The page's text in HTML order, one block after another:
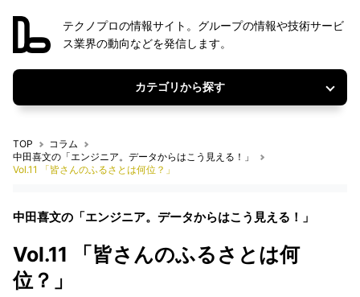
テクノプロの情報サイト。グループの情報や技術サービ
ス業界の動向などを発信します。
カテゴリから探す
TOP
コラム
中田喜文の「エンジニア。データからはこう見える！」
Vol.11 「皆さんのふるさとは何位？」
中田喜文の「エンジニア。データからはこう見える！」
Vol.11 「皆さんのふるさとは何
位？」